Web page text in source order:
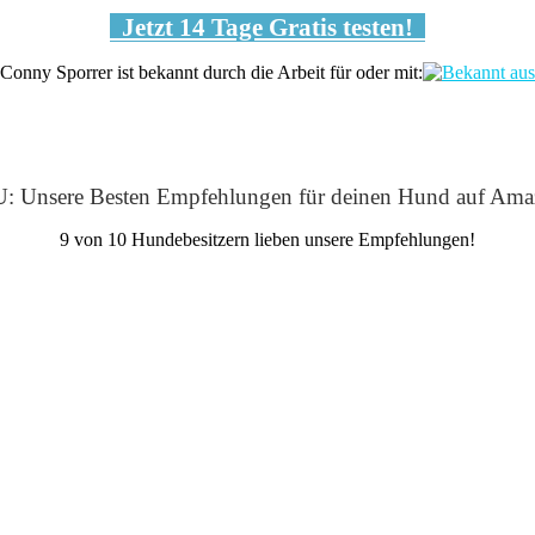
Jetzt 14 Tage Gratis testen!
Conny Sporrer ist bekannt durch die Arbeit für oder mit:
Unsere Besten Empfehlungen für deinen Hund auf
9 von 10 Hundebesitzern lieben unsere Empfehlungen!